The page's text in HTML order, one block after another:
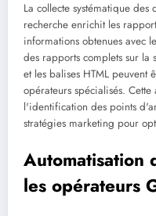
La collecte systématique
recherche enrichit les
informations obtenues avec
des rapports complets sur la
et les balises HTML peuvent
opérateurs spécialisés.
l'identification des points
stratégies marketing pour
Automatisation
les opérateurs